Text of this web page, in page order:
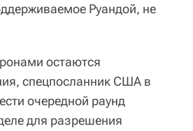
Руандой, не
остаются
спецпосланник США в
очередной раунд
для разрешения